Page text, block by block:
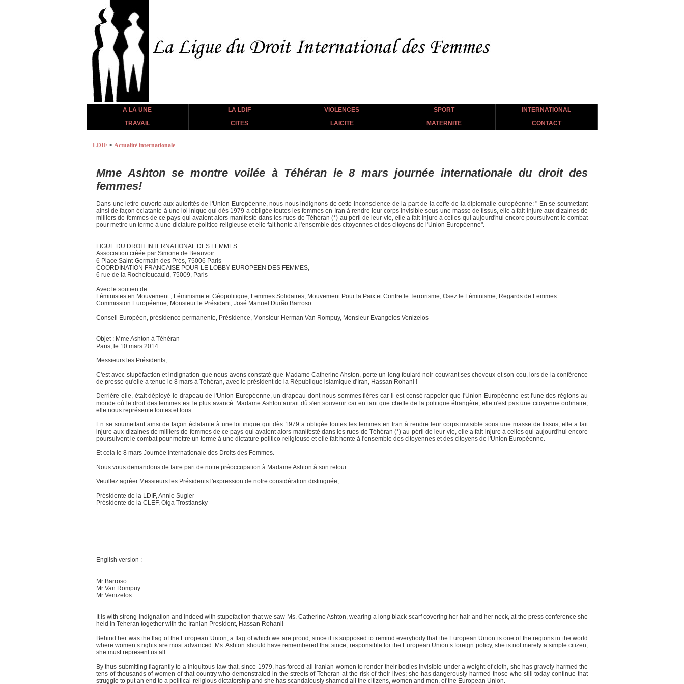
A LA UNE LA LDIF VIOLENCES SPORT
INTERNATIONAL
TRAVAIL
CITES LAICITE MATERNITE CONTACT
LDIF > Actualité internationale
Mme Ashton se montre voilée à Téhéran le 8 mars journée internationale du droit des
femmes!
Dans une lettre ouverte aux autorités de l'Union Européenne, nous nous indignons de cette inconscience de la part de la ceffe de la diplomatie européenne: " En se soumettant
ainsi de façon éclatante à une loi inique qui dès 1979 a obligée toutes les femmes en Iran à rendre leur corps invisible sous une masse de tissus, elle a fait injure aux dizaines de
milliers de femmes de ce pays qui avaient alors manifesté dans les rues de Téhéran (*) au péril de leur vie, elle a fait injure à celles qui aujourd'hui encore poursuivent le combat
pour mettre un terme à une dictature politico-religieuse et elle fait honte à l'ensemble des citoyennes et des citoyens de l'Union Européenne".
LIGUE DU DROIT INTERNATIONAL DES FEMMES
Association créée par Simone de Beauvoir
6 Place Saint-Germain des Prés, 75006 Paris
COORDINATION FRANCAISE POUR LE LOBBY EUROPEEN DES FEMMES,
6 rue de la Rochefoucauld, 75009, Paris
Avec le soutien de :
Féministes en Mouvement , Féminisme et Géopolitique, Femmes Solidaires, Mouvement Pour la Paix et Contre le Terrorisme, Osez le Féminisme, Regards de Femmes.
Commission Européenne, Monsieur le Président, José Manuel Durão Barroso
Conseil Européen, présidence permanente, Présidence, Monsieur Herman Van Rompuy, Monsieur Evangelos Venizelos
Objet : Mme Ashton à Téhéran
Paris, le 10 mars 2014
Messieurs les Présidents,
C'est avec stupéfaction et indignation que nous avons constaté que Madame Catherine Ahston, porte un long foulard noir couvrant ses cheveux et son cou, lors de la conférence
de presse qu'elle a tenue le 8 mars à Téhéran, avec le président de la République islamique d'Iran, Hassan Rohani !
Derrière elle, était déployé le drapeau de l'Union Européenne, un drapeau dont nous sommes fières car il est censé rappeler que l'Union Européenne est l'une des régions au
monde où le droit des femmes est le plus avancé. Madame Ashton aurait dû s'en souvenir car en tant que cheffe de la politique étrangère, elle n'est pas une citoyenne ordinaire,
elle nous représente toutes et tous.
En se soumettant ainsi de façon éclatante à une loi inique qui dès 1979 a obligée toutes les femmes en Iran à rendre leur corps invisible sous une masse de tissus, elle a fait
injure aux dizaines de milliers de femmes de ce pays qui avaient alors manifesté dans les rues de Téhéran (*) au péril de leur vie, elle a fait injure à celles qui aujourd'hui encore
poursuivent le combat pour mettre un terme à une dictature politico-religieuse et elle fait honte à l'ensemble des citoyennes et des citoyens de l'Union Européenne.
Et cela le 8 mars Journée Internationale des Droits des Femmes.
Nous vous demandons de faire part de notre préoccupation à Madame Ashton à son retour.
Veuillez agréer Messieurs les Présidents l'expression de notre considération distinguée,
Présidente de la LDIF, Annie Sugier
Présidente de la CLEF, Olga Trostiansky
English version :
Mr Barroso
Mr Van Rompuy
Mr Venizelos
It is with strong indignation and indeed with stupefaction that we saw Ms. Catherine Ashton, wearing a long black scarf covering her hair and her neck, at the press conference she
held in Teheran together with the Iranian President, Hassan Rohani!
Behind her was the flag of the European Union, a flag of which we are proud, since it is supposed to remind everybody that the European Union is one of the regions in the world
where women’s rights are most advanced. Ms. Ashton should have remembered that since, responsible for the European Union’s foreign policy, she is not merely a simple citizen;
she must represent us all.
By thus submitting flagrantly to a iniquitous law that, since 1979, has forced all Iranian women to render their bodies invisible under a weight of cloth, she has gravely harmed the
tens of thousands of women of that country who demonstrated in the streets of Teheran at the risk of their lives; she has dangerously harmed those who still today continue that
struggle to put an end to a political-religious dictatorship and she has scandalously shamed all the citizens, women and men, of the European Union.